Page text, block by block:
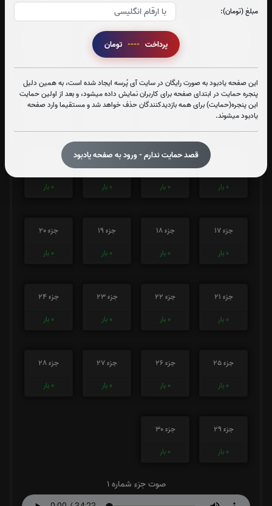
مبلغ (تومان):
پرداخت ----
این صفحه یادبود به صورت رایگان در سایت آی پُرسه ایجاد شده است، به همین دلیل
پنجره حمایت در ابتدای صفحه برای کاربران نمایش داده میشود، و بعد از اولین حمایت
این پنجره(حمایت) برای همه بازدیدکنندگان حذف خواهد شد و مستقیما وارد صفحه
یادبود میشوند.
قصد حمایت ندارم - ورود به صفحه یادبود
جزء 6
0
جزء 7
بار
جزء 9
0بار
جزء 10
جزء 11
جزء 12
0 بار
0 بار
0 بار
0 بار
جزء 17
0 بار
جزء 18
0 بار
جزء 19
0 بار
جزء 20
0 بار
جزء 21
0 بار
جزء 22
0 بار
جزء 23
0 بار
جزء 24
0 بار
جزء 25
0 بار
جزء 26
0 بار
جزء 27
0 بار
جزء 28
0 بار
جزء 29
0 بار
جزء 30
0 بار
صوت جزء شماره 1